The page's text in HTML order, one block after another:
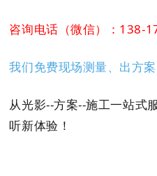
咨询电话（微信）：138-
我们免费现场测量、出方
从光影--方案--施工一站式
听新体验！